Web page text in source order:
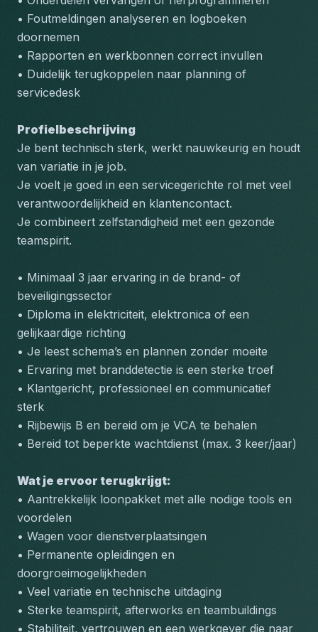
• Foutmeldingen analyseren en logboeken
doornemen
• Rapporten en werkbonnen correct invullen
• Duidelijk terugkoppelen naar planning of
servicedesk
Profielbeschrijving
Je bent technisch sterk, werkt nauwkeurig en houdt
van variatie in je job.
Je voelt je goed in een servicegerichte rol met veel
verantwoordelijkheid en klantencontact.
Je combineert zelfstandigheid met een gezonde
teamspirit.
• Minimaal 3 jaar ervaring in de brand- of
beveiligingssector
• Diploma in elektriciteit, elektronica of een
gelijkaardige richting
• Je leest schema’s en plannen zonder moeite
• Ervaring met branddetectie is een sterke troef
• Klantgericht, professioneel en communicatief
sterk
• Rijbewijs B en bereid om je VCA te behalen
• Bereid tot beperkte wachtdienst (max. 3 keer/jaar)
Wat je ervoor terugkrijgt:
• Aantrekkelijk loonpakket met alle nodige tools en
voordelen
• Wagen voor dienstverplaatsingen
• Permanente opleidingen en
doorgroeimogelijkheden
• Veel variatie en technische uitdaging
• Sterke teamspirit, afterworks en teambuildings
• Stabiliteit, vertrouwen en een werkgever die naar